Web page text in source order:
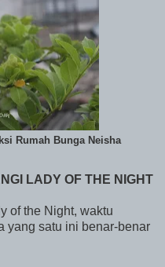
Rumah Bunga Neisha
LADY OF THE NIGHT
of the Night, waktu
yang satu ini benar-benar